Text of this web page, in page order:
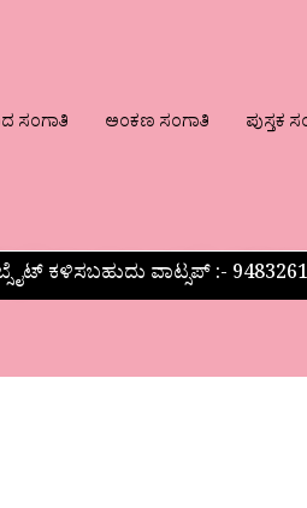
ಸಂಗಾತಿ ಅಂಕಣ ಸಂಗಾತಿ ಪುಸ್ತಕ
ಕಳಿಸಬಹುದು ವಾಟ್ಸಪ್‌ :-